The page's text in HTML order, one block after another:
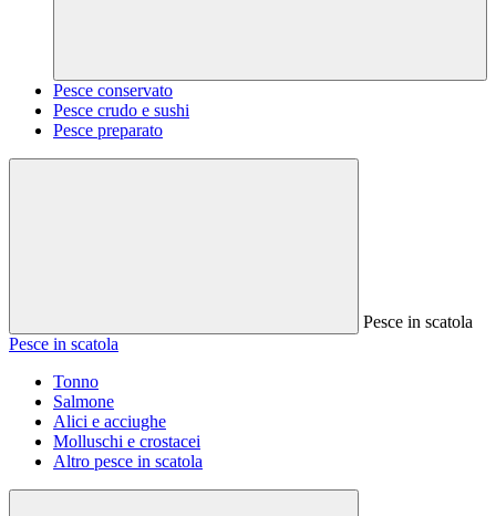
Pesce conservato
Pesce crudo e sushi
Pesce preparato
Pesce in scatola
Pesce in scatola
Tonno
Salmone
Alici e acciughe
Molluschi e crostacei
Altro pesce in scatola